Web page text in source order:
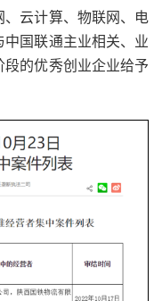
云计算、物联网、电
国联通主业相关、业
的优秀创业企业给予